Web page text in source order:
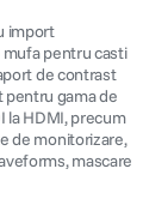
import
mufa pentru casti
de contrast
pentru gama de
la HDMI, precum
de monitorizare,
mascare